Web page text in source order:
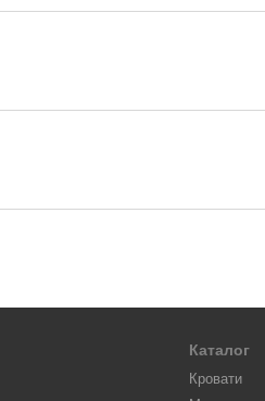
Каталог
Кровати